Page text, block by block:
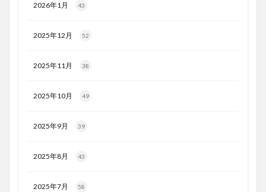
2026年1月 43
2025年12月 52
2025年11月 38
2025年10月 49
2025年9月 39
2025年8月 43
2025年7月 58